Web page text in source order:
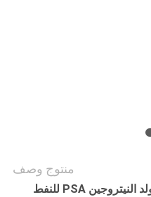
منتوج وصف
/ CE / ISO / SIRA نظام حزمة مولد النيتروجين PSA للنفط